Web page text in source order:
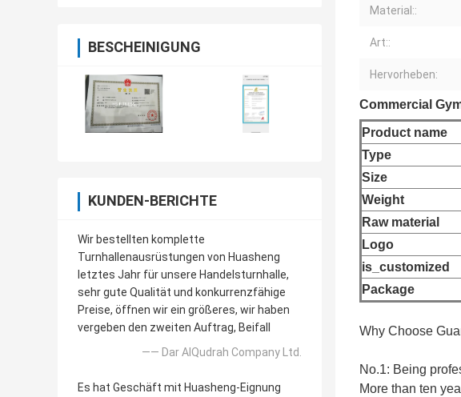
BESCHEINIGUNG
KUNDEN-BERICHTE
Wir bestellten komplette
Turnhallenausrüstungen von Huasheng
letztes Jahr für unsere Handelsturnhalle,
sehr gute Qualität und konkurrenzfähige
Preise, öffnen wir ein größeres, wir haben
vergeben den zweiten Auftrag, Beifall
—— Dar AlQudrah Company Ltd.
Es hat Geschäft mit Huasheng-Eignung
Material::
Art::
Hervorheben:
Commercial
Product name
Type
Size
Weight
Raw material
Logo
is_customized
Package
Why Choose
No.1: Being
More than ten